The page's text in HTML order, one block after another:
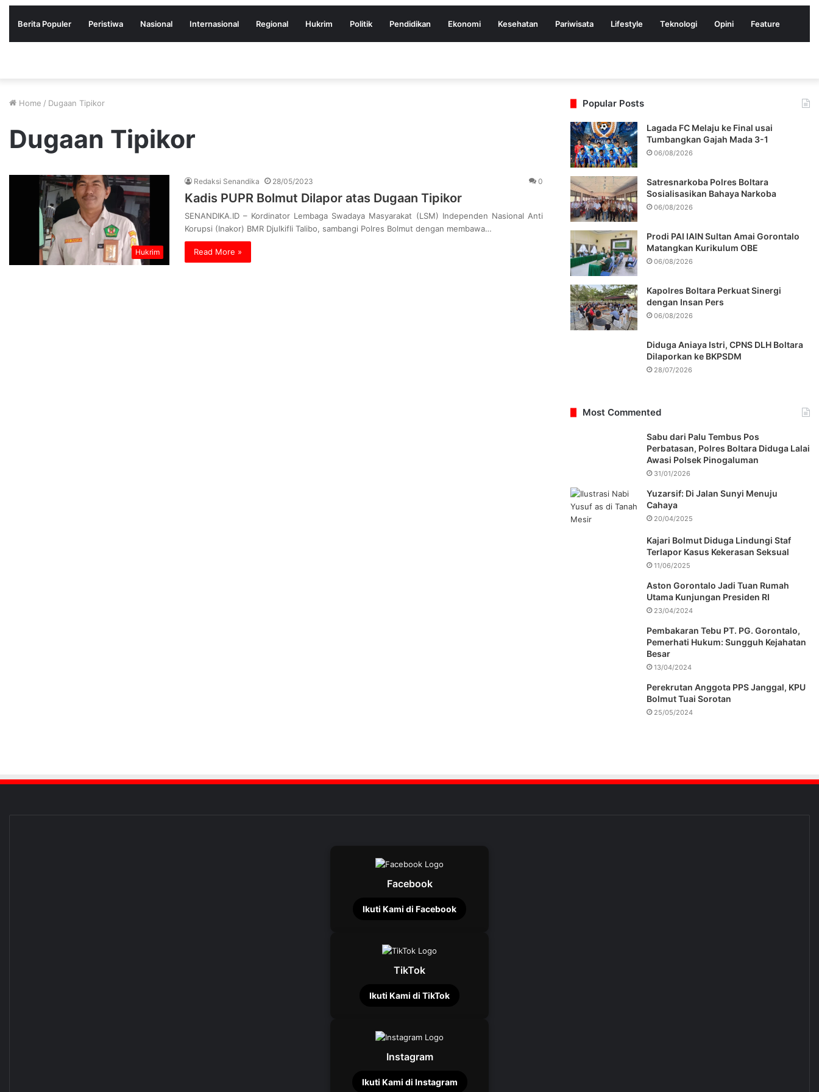
Berita Populer Peristiwa Nasional Internasional Regional Hukrim Politik Pendidikan Ekonomi Kesehatan Pariwisata Lifestyle Teknologi Opini Feature
Home / Dugaan Tipikor
Dugaan Tipikor
Hukrim
Redaksi Senandika 28/05/2023 0
Kadis PUPR Bolmut Dilapor atas Dugaan Tipikor
SENANDIKA.ID – Kordinator Lembaga Swadaya Masyarakat (LSM) Independen Nasional Anti
Korupsi (Inakor) BMR Djulkifli Talibo, sambangi Polres Bolmut dengan membawa…
Read More »
Popular Posts
Lagada FC Melaju ke Final usai
Tumbangkan Gajah Mada 3-1
06/08/2026
Satresnarkoba Polres Boltara
Sosialisasikan Bahaya Narkoba
06/08/2026
Prodi PAI IAIN Sultan Amai Gorontalo
Matangkan Kurikulum OBE
06/08/2026
Kapolres Boltara Perkuat Sinergi
dengan Insan Pers
06/08/2026
Diduga Aniaya Istri, CPNS DLH Boltara
Dilaporkan ke BKPSDM
28/07/2026
Most Commented
Sabu dari Palu Tembus Pos
Perbatasan, Polres Boltara Diduga Lalai
Awasi Polsek Pinogaluman
31/01/2026
Yuzarsif: Di Jalan Sunyi Menuju
Cahaya
20/04/2025
Kajari Bolmut Diduga Lindungi Staf
Terlapor Kasus Kekerasan Seksual
11/06/2025
Aston Gorontalo Jadi Tuan Rumah
Utama Kunjungan Presiden RI
23/04/2024
Pembakaran Tebu PT. PG. Gorontalo,
Pemerhati Hukum: Sungguh Kejahatan
Besar
13/04/2024
Perekrutan Anggota PPS Janggal, KPU
Bolmut Tuai Sorotan
25/05/2024
Facebook
Ikuti Kami di Facebook
TikTok
Ikuti Kami di TikTok
Instagram
Ikuti Kami di Instagram